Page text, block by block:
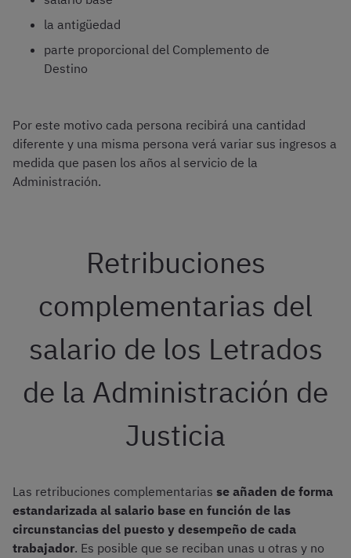
la antigüedad
parte proporcional del Complemento de
Destino
Por este motivo cada persona recibirá una cantidad
diferente y una misma persona verá variar sus ingresos a
medida que pasen los años al servicio de la
Administración.
Retribuciones
complementarias del
salario de los Letrados
de la Administración de
Justicia
Las retribuciones complementarias se añaden de forma
estandarizada al salario base en función de las
circunstancias del puesto y desempeño de cada
trabajador. Es posible que se reciban unas u otras y no